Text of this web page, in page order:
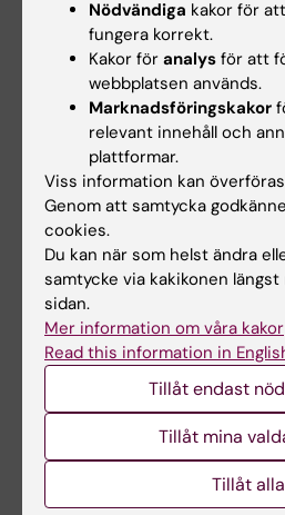
kunde inte kopplas till…
18 jun 2026
Längre pappaledighet
kopplas till lägre risk
för depression
Pappor som tar flera
månaders föräldraledighet
Nödvändiga kakor för
fungera korrekt.
Kakor för analys för att
webbplatsen används.
Marknadsföringskakor
relevant innehåll och
plattformar.
Viss information kan
Genom att samtycka
cookies.
Du kan när som helst ändra
samtycke via kakikonen
sidan.
Mer information om våra kakor
Read this information in
Tillåt endast
Tillåt mina
Tillåt alla